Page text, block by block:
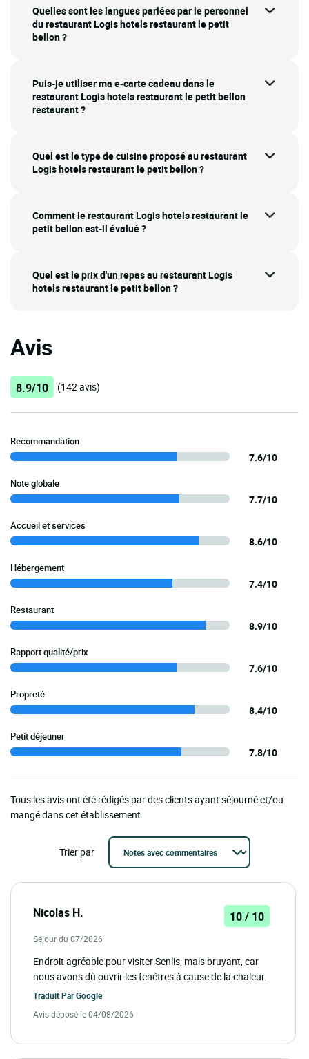
Quelles sont les langues parlées par le personnel
du restaurant Logis hotels restaurant le petit
bellon ?
Puis-je utiliser ma e-carte cadeau dans le
restaurant Logis hotels restaurant le petit bellon
restaurant ?
Quel est le type de cuisine proposé au restaurant
Logis hotels restaurant le petit bellon ?
Comment le restaurant Logis hotels restaurant le
petit bellon est-il évalué ?
Quel est le prix d'un repas au restaurant Logis
hotels restaurant le petit bellon ?
Avis
8.9/10 (142 avis)
Recommandation
7.6/10
Note globale
7.7/10
Accueil et services
8.6/10
Hébergement
7.4/10
Restaurant
8.9/10
Rapport qualité/prix
7.6/10
Propreté
8.4/10
Petit déjeuner
7.8/10
Tous les avis ont été rédigés par des clients ayant séjourné et/ou
mangé dans cet établissement
Trier par
Nicolas H. 10 / 10
Séjour du 07/2026
Endroit agréable pour visiter Senlis, mais bruyant, car
nous avons dû ouvrir les fenêtres à cause de la chaleur.
Traduit ParGoogle
Avis déposé le 04/08/2026